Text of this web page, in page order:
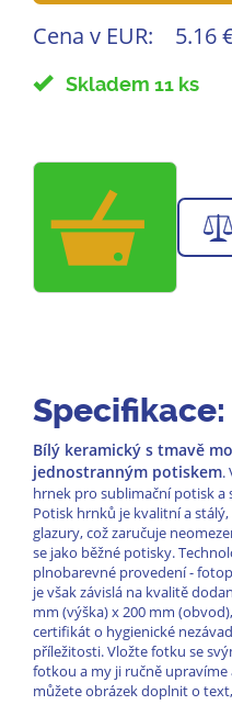
Cena v EUR: 5.16
Skladem 11 ks
Specifikace:
Bílý keramický s tmavě
jednostranným potiskem.
hrnek pro sublimační potisk
Potisk hrnků je kvalitní a
glazury, což zaručuje
se jako běžné potisky.
plnobarevné provedení -
je však závislá na kvalitě
mm (výška) x 200 mm
certifikát o hygienické
příležitosti. Vložte fotku se
fotkou a my ji ručně
můžete obrázek doplnit o